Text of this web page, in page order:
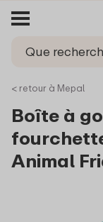
< retour à Mepal
Boîte à
Animal